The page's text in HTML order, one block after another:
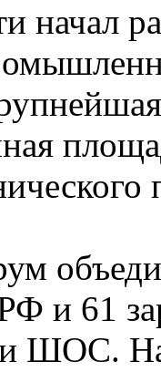
начал
и 61
ШОС. На